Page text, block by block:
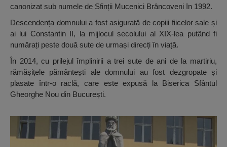
canonizat sub numele de Sfinții Mucenici Brâncoveni în 1992.
Descendența domnului a fost asigurată de copiii fiicelor sale și
ai lui Constantin II, la mijlocul secolului al XIX-lea putând fi
numărați peste două sute de urmași direcți în viață.
În 2014, cu prilejul împlinirii a trei sute de ani de la martiriu,
rămășițele pământești ale domnului au fost dezgropate și
plasate într-o raclă, care este expusă la Biserica Sfântul
Gheorghe Nou din București.